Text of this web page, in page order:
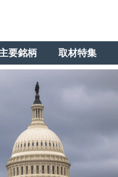
主要銘柄 取材特集